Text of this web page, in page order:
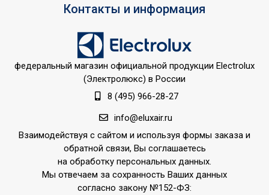
Контакты и информация
федеральный магазин официальной продукции Electrolux
(Электролюкс) в России
8 (495) 966-28-27
info@eluxair.ru
Взаимодействуя с сайтом и используя формы заказа и
обратной связи, Вы соглашаетесь
на обработку персональных данных.
Мы отвечаем за сохранность Ваших данных
согласно закону №152-ФЗ: